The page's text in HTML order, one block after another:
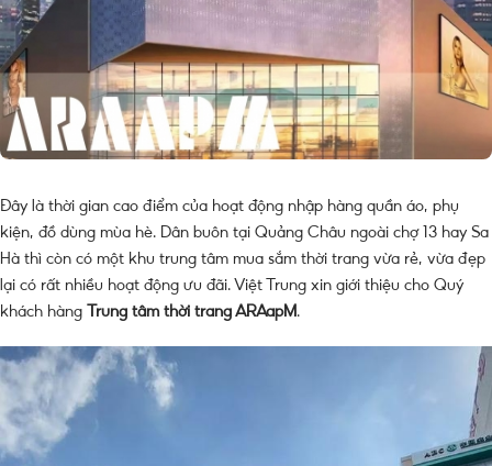
Đây là thời gian cao điểm của hoạt động nhập hàng quần áo, phụ
kiện, đồ dùng mùa hè. Dân buôn tại Quảng Châu ngoài chợ 13 hay Sa
Hà thì còn có một khu trung tâm mua sắm thời trang vừa rẻ, vừa đẹp
lại có rất nhiều hoạt động ưu đãi. Việt Trung xin giới thiệu cho Quý
khách hàng
Trung tâm thời trang ARAapM